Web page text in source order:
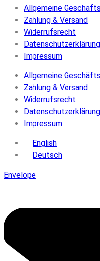
Allgemeine
Zahlung & Versand
Widerrufsrecht
Datenschutzerklärung
Impressum
Allgemeine
Zahlung & Versand
Widerrufsrecht
Datenschutzerklärung
Impressum
English
Deutsch
Envelope